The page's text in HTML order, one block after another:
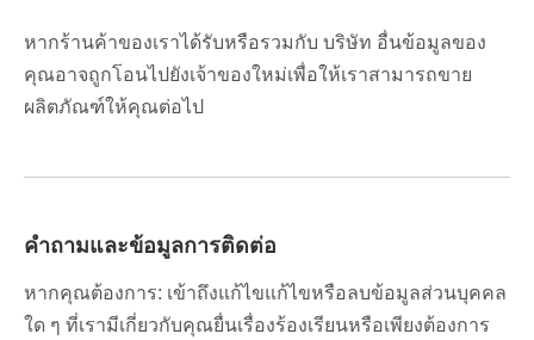
หากร้านค้าของเราได้รับหรือรวมกับ บริษัท อื่นข้อมูลของ
คุณอาจถูกโอนไปยังเจ้าของใหม่เพื่อให้เราสามารถขาย
ผลิตภัณฑ์ให้คุณต่อไป
คำถามและข้อมูลการติดต่อ
หากคุณต้องการ: เข้าถึงแก้ไขแก้ไขหรือลบข้อมูลส่วนบุคคล
ใด ๆ ที่เรามีเกี่ยวกับคุณยื่นเรื่องร้องเรียนหรือเพียงต้องการ